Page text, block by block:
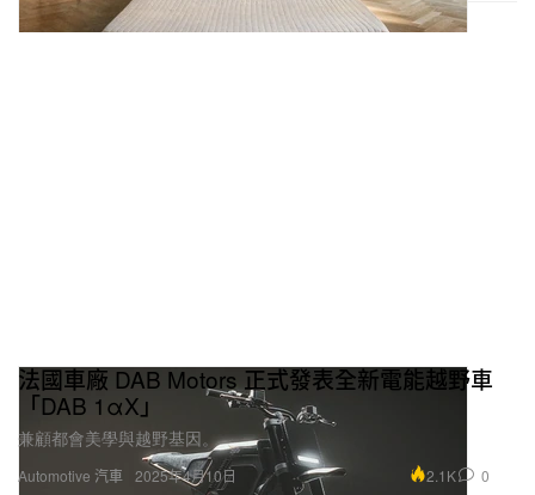
Automotive 汽車
法國車廠 DAB Motors 正式發表全新電能越野車
「DAB 1αX」
兼顧都會美學與越野基因。
2025年4月10日 2.1K 0